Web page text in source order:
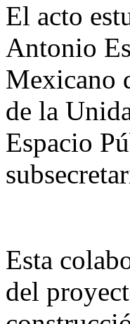
El acto
Antonio
Mexicano
de la
Espacio
Esta
del